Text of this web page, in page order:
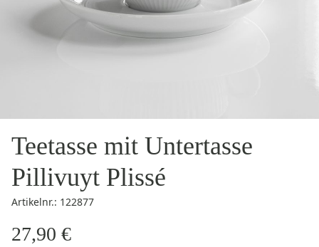
Teetasse mit Untertasse
Pillivuyt Plissé
Artikelnr.: 122877
27,90 €